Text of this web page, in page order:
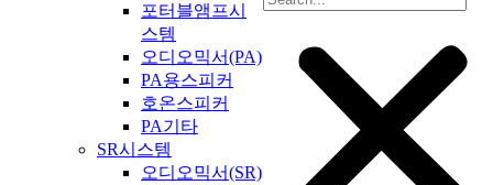
포터블앰프시
스템
오디오믹서(PA)
PA용스피커
호온스피커
PA기타
SR시스템
오디오믹서(SR)